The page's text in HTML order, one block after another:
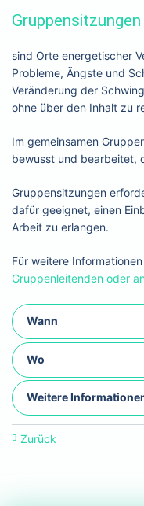
Gruppensitzungen
sind Orte energetischer
Probleme, Ängste und
Veränderung der
ohne über den Inhalt zu
Im gemeinsamen
bewusst und bearbeitet,
Gruppensitzungen
dafür geeignet, einen
Arbeit zu erlangen.
Für weitere
Gruppenleitenden oder
Wann
Wo
Weitere
Zurück